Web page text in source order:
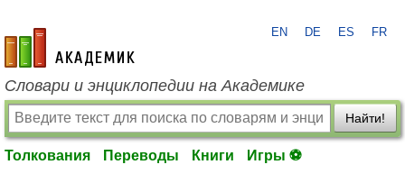
academic.ru
EN DE ES FR
Словари и энциклопедии на Академике
Найти!
Толкования Переводы Книги Игры ⚽